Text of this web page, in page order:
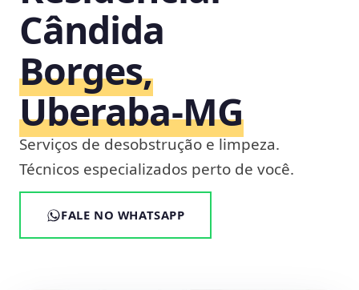
Cândida
Borges,
Uberaba‑MG
Serviços de desobstrução e limpeza.
Técnicos especializados perto de você.
FALE NO WHATSAPP